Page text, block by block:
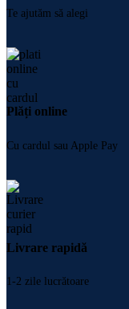
Te ajutăm să alegi
Plăți online
Cu cardul sau Apple Pay
Livrare rapidă
1-2 zile lucrătoare